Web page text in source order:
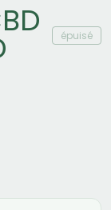
épuisé